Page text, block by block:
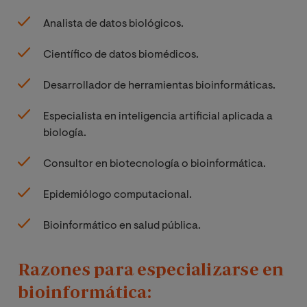
Analista de datos biológicos.
Científico de datos biomédicos.
Desarrollador de herramientas bioinformáticas.
Especialista en inteligencia artificial aplicada a
biología.
Consultor en biotecnología o bioinformática.
Epidemiólogo computacional.
Bioinformático en salud pública.
Razones para especializarse en
bioinformática: